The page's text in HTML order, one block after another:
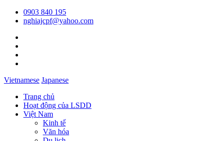
0903 840 195
nghiajcpf@yahoo.com
Vietnamese Japanese
Trang chủ
Hoạt động của LSDD
Việt Nam
Kinh tế
Văn hóa